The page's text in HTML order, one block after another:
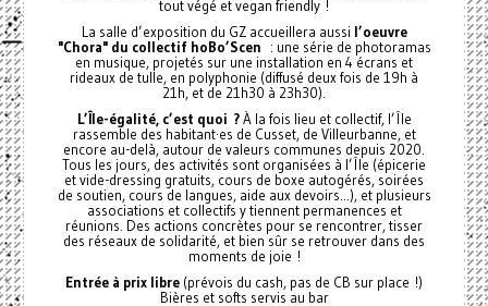
tout végé et vegan friendly !
La salle d’exposition du GZ accueillera aussi l’oeuvre
"Chora" du collectif hoBo’Scen
: une série de photoramas
en musique, projetés sur une installation en 4 écrans et
rideaux de tulle, en polyphonie (diffusé deux fois de 19h à
21h, et de 21h30 à 23h30).
L’Île-égalité, c’est quoi ?À la fois lieu et collectif, l’Île
rassemble des habitant·es de Cusset, de Villeurbanne, et
encore au-delà, autour de valeurs communes depuis 2020.
Tous les jours, des activités sont organisées à l’Île (épicerie
et vide-dressing gratuits, cours de boxe autogérés, soirées
de soutien, cours de langues, aide aux devoirs...), et plusieurs
associations et collectifs y tiennent permanences et
réunions. Des actions concrètes pour se rencontrer, tisser
des réseaux de solidarité, et bien sûr se retrouver dans des
moments de joie !
Entrée à prix libre (prévois du cash, pas de CB sur place !)
Bières et softs servis au bar